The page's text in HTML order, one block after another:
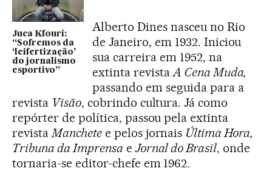
Juca Kfouri:
“Sofremos da
‘leifertização’
do jornalismo
esportivo”
Alberto Dines nasceu no Rio
de Janeiro, em 1932. Iniciou
sua carreira em 1952, na
extinta revista A Cena Muda,
passando em seguida para a
revista Visão, cobrindo cultura. Já como
repórter de política, passou pela extinta
revista Manchetee pelos jornais Última Hora,
Tribuna da Imprensa eJornal do Brasil, onde
tornaria-se editor-chefe em 1962.